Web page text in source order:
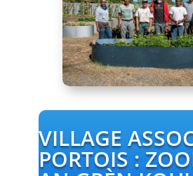
VILLAGE
PORTOIS :